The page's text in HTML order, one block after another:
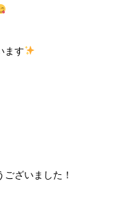
ます
ざいました！